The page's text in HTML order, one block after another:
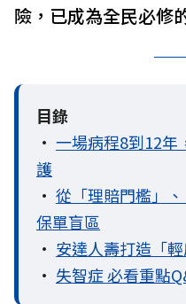
險，已成為全民必修
目錄
• 一場病程8到12年
護
• 從「理賠門檻」
保單盲區
• 安達人壽打造「
• 失智症 必看重點